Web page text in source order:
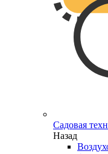
Садовая
Назад